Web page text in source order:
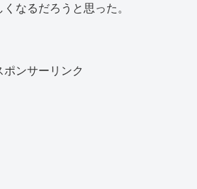
なるだろうと思った。
ポンサーリンク